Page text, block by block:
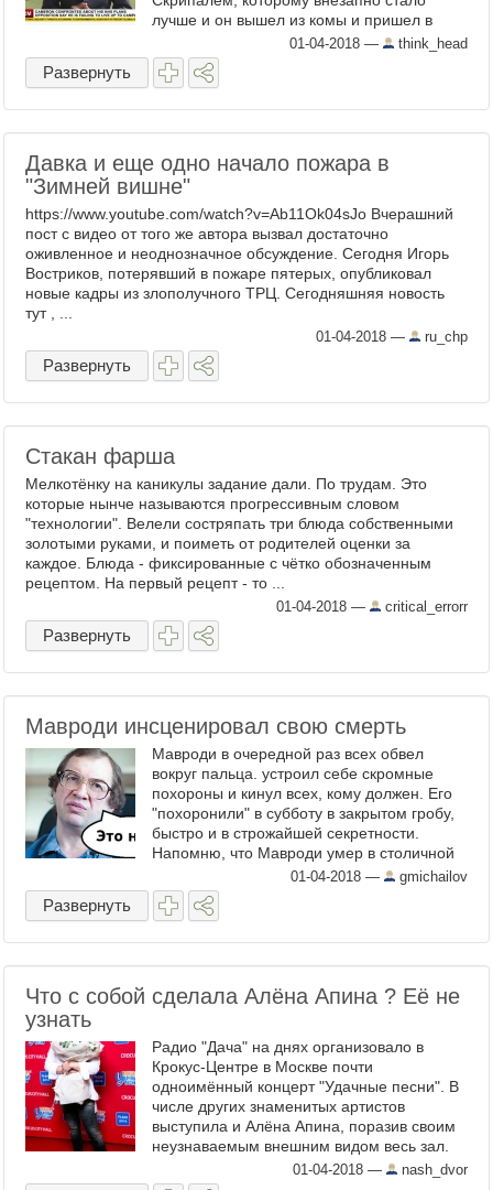
лучше и он вышел из комы и пришел в
себя, двумя днями раньше тоже самое
произошло с его дочерью Юлией.
Перевожу и ...
01-04-2018 — think_head
Развернуть
Давка и еще одно начало пожара в
"Зимней вишне"
https://www.youtube.com/watch?v=Ab11Ok04sJo Вчерашний
пост с видео от того же автора вызвал достаточно
оживленное и неоднозначное обсуждение. Сегодня Игорь
Востриков, потерявший в пожаре пятерых, опубликовал
новые кадры из злополучного ТРЦ. Сегодняшняя новость
тут , ...
01-04-2018 — ru_chp
Развернуть
Стакан фарша
Мелкотёнку на каникулы задание дали. По трудам. Это
которые нынче называются прогрессивным словом
"технологии". Велели состряпать три блюда собственными
золотыми руками, и поиметь от родителей оценки за
каждое. Блюда - фиксированные с чётко обозначенным
рецептом. На первый рецепт - то ...
01-04-2018 — critical_errorr
Развернуть
Мавроди инсценировал свою смерть
Мавроди в очередной раз всех обвел
вокруг пальца. устроил себе скромные
похороны и кинул всех, кому должен. Его
"похоронили" в субботу в закрытом гробу,
быстро и в строжайшей секретности.
Напомню, что Мавроди умер в столичной
больнице в возрасте 62 лет. Бизнесмену
стало плохо на ...
01-04-2018 — gmichailov
Развернуть
Что с собой сделала Алёна Апина ? Её не
узнать
Радио "Дача" на днях организовало в
Крокус-Центре в Москве почти
одноимённый концерт "Удачные песни". В
числе других знаменитых артистов
выступила и Алёна Апина, поразив своим
неузнаваемым внешним видом весь зал.
Она стала другой : 53 года А вот такой мы
Алёну знаем, такой она была ...
01-04-2018 — nash_dvor